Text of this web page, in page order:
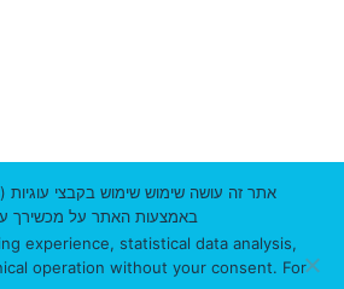
הר הכרמל,
ת”ד 3338
מיקוד 3103301
באמצעות האתר על מכשירך עוגיות
experience, statistical data analysis,
operation without your consent. For